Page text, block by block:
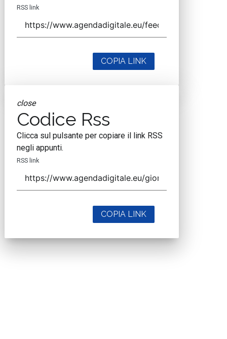
RSS link
COPIA LINK
close
Codice Rss
Clicca sul pulsante per copiare il link RSS
negli appunti.
RSS link
COPIA LINK